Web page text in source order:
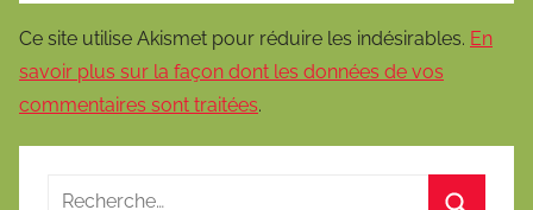
Ce site utilise Akismet pour réduire les indésirables. En
savoir plus sur la façon dont les données de vos
commentaires sont traitées.